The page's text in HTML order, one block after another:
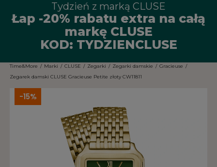
Tydzień z marką CLUSE
Łap -20% rabatu extra na całą
markę CLUSE
KOD: TYDZIENCLUSE
Time&More / Marki / CLUSE / Zegarki / Zegarki damskie / Gracieuse /
Zegarek damski CLUSE Gracieuse Petite złoty CW11811
-15%